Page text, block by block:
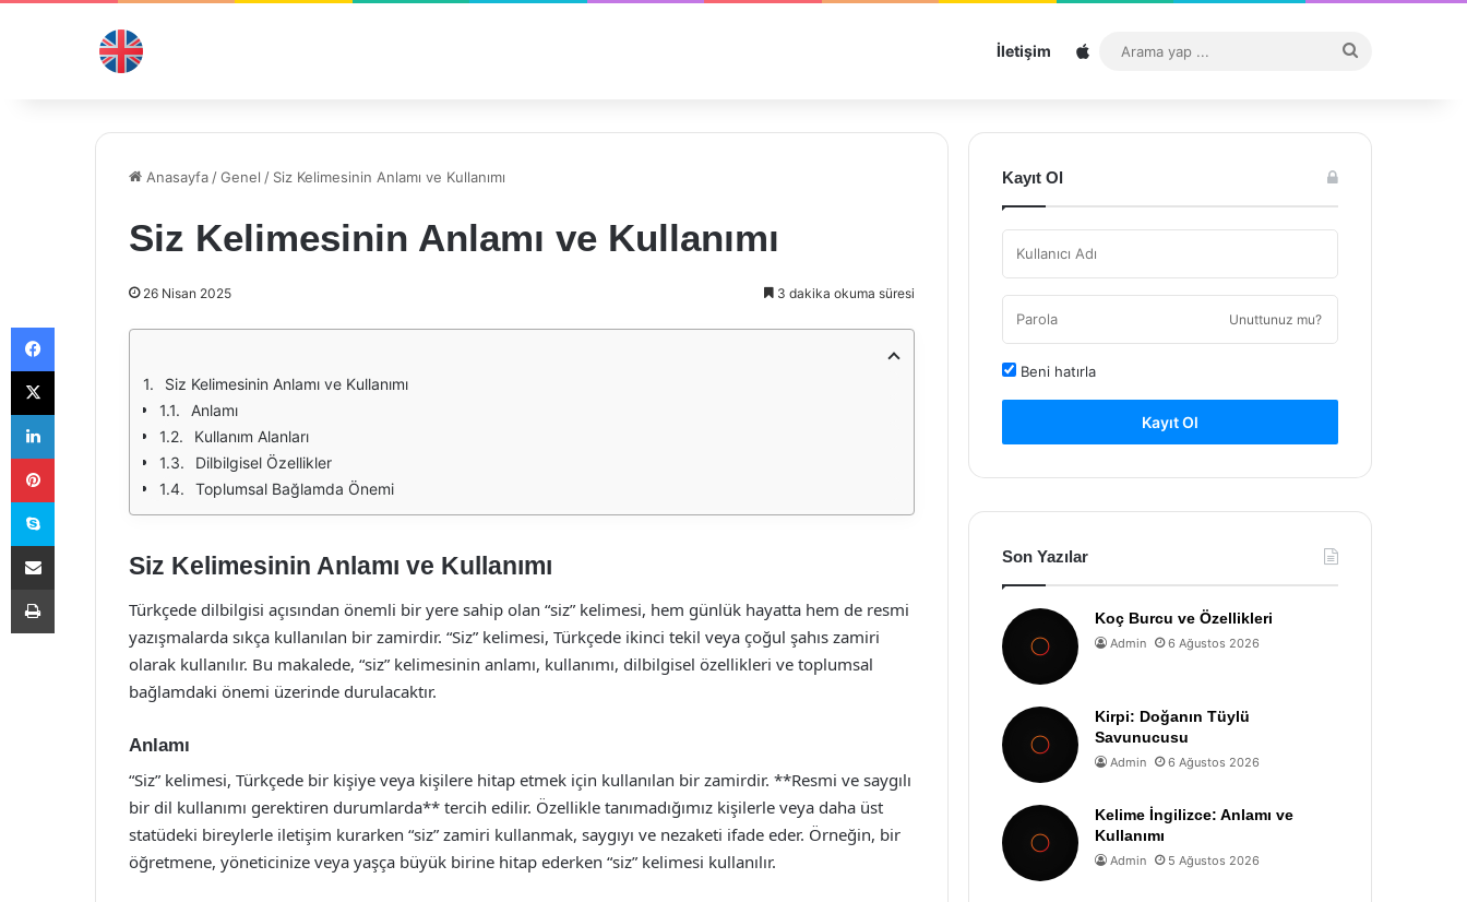
İletişim Sitemap
...
Anasayfa /Genel / Siz Kelimesinin Anlamı ve Kullanımı
Siz Kelimesinin Anlamı ve Kullanımı
26 Nisan 2025 3 dakika okuma süresi
Siz Kelimesinin Anlamı ve Kullanımı
Anlamı
Kullanım Alanları
Dilbilgisel Özellikler
Toplumsal Bağlamda Önemi
Siz Kelimesinin Anlamı ve Kullanımı
Türkçede dilbilgisi açısından önemli bir yere sahip olan “siz” kelimesi, hem günlük hayatta hem de resmi
yazışmalarda sıkça kullanılan bir zamirdir. “Siz” kelimesi, Türkçede ikinci tekil veya çoğul şahıs zamiri
olarak kullanılır. Bu makalede, “siz” kelimesinin anlamı, kullanımı, dilbilgisel özellikleri ve toplumsal
bağlamdaki önemi üzerinde durulacaktır.
Anlamı
“Siz” kelimesi, Türkçede bir kişiye veya kişilere hitap etmek için kullanılan bir zamirdir. **Resmi ve saygılı
bir dil kullanımı gerektiren durumlarda** tercih edilir. Özellikle tanımadığımız kişilerle veya daha üst
statüdeki bireylerle iletişim kurarken “siz” zamiri kullanmak, saygıyı ve nezaketi ifade eder. Örneğin, bir
öğretmene, yöneticinize veya yaşça büyük birine hitap ederken “siz” kelimesi kullanılır.
Kayıt Ol
Unuttunuz mu?
Beni hatırla
Kayıt Ol
Son Yazılar
Koç Burcu ve Özellikleri
Admin 6 Ağustos 2026
Kirpi: Doğanın Tüylü
Savunucusu
Admin 6 Ağustos 2026
Kelime İngilizce: Anlamı ve
Kullanımı
Admin 5 Ağustos 2026
Facebook
X
LinkedIn
Pinterest
Skype
E-Posta ile paylaş